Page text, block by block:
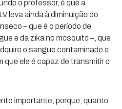
o professor, é que a
leva ainda à diminuição do
– que é o período de
e da zika no mosquito –, que
o sangue contaminado e
que ele é capaz de transmitir o
importante, porque, quanto